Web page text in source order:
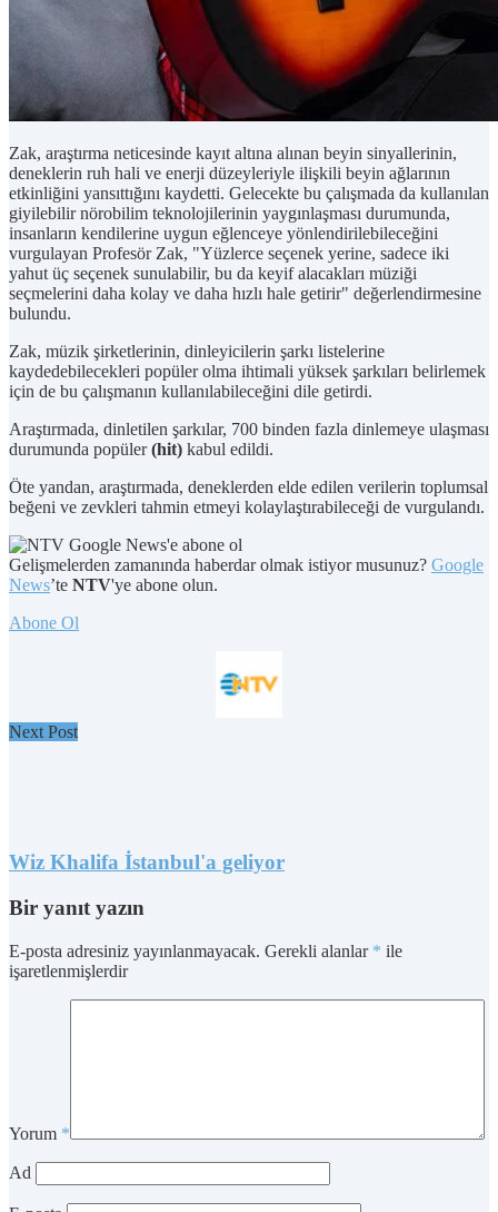
Zak, araştırma neticesinde kayıt altına alınan beyin sinyallerinin,
deneklerin ruh hali ve enerji düzeyleriyle ilişkili beyin ağlarının
etkinliğini yansıttığını kaydetti. Gelecekte bu çalışmada da kullanılan
giyilebilir nörobilim teknolojilerinin yaygınlaşması durumunda,
insanların kendilerine uygun eğlenceye yönlendirilebileceğini
vurgulayan Profesör Zak, "Yüzlerce seçenek yerine, sadece iki
yahut üç seçenek sunulabilir, bu da keyif alacakları müziği
seçmelerini daha kolay ve daha hızlı hale getirir" değerlendirmesine
bulundu.
Zak, müzik şirketlerinin, dinleyicilerin şarkı listelerine
kaydedebilecekleri popüler olma ihtimali yüksek şarkıları belirlemek
için de bu çalışmanın kullanılabileceğini dile getirdi.
Araştırmada, dinletilen şarkılar, 700 binden fazla dinlemeye ulaşması
durumunda popüler(hit) kabul edildi.
Öte yandan, araştırmada, deneklerden elde edilen verilerin toplumsal
beğeni ve zevkleri tahmin etmeyi kolaylaştırabileceği de vurgulandı.
Gelişmelerden zamanında haberdar olmak istiyor musunuz? Google
News’te NTV'ye abone olun.
Abone Ol
Next Post
Wiz Khalifa İstanbul'a geliyor
Bir yanıt yazın
E-posta adresiniz yayınlanmayacak. Gerekli alanlar * ile
işaretlenmişlerdir
Yorum *
Ad